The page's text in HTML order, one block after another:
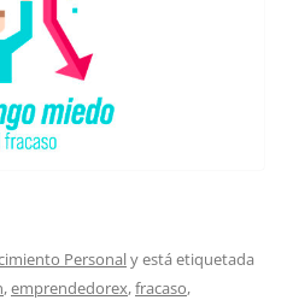
Personaly está etiquetada
,emprendedorex,fracaso,